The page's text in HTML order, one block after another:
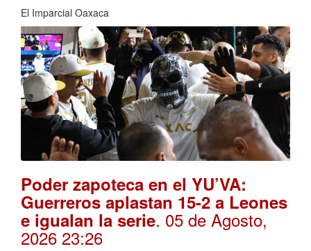
El Imparcial Oaxaca
Poder zapoteca en el YU’VA:
Guerreros aplastan 15-2 a Leones
e igualan la serie. 05 de Agosto,
2026 23:26